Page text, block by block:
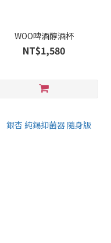
WOO啤酒醇酒杯
NT$1,580